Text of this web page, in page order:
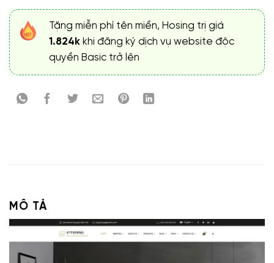
Tặng miễn phí tên miền, Hosing trị giá
1.824k khi đăng ký dịch vụ website độc
quyền Basic trở lên
MÔ TẢ